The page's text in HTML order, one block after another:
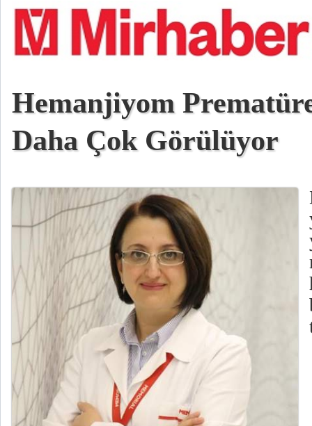
Hemanjiyom
Daha Çok Görülüyor